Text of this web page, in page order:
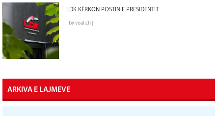
LDK KËRKON POSTIN E PRESIDENTIT
by voal.ch |
ARKIVA E LAJMEVE